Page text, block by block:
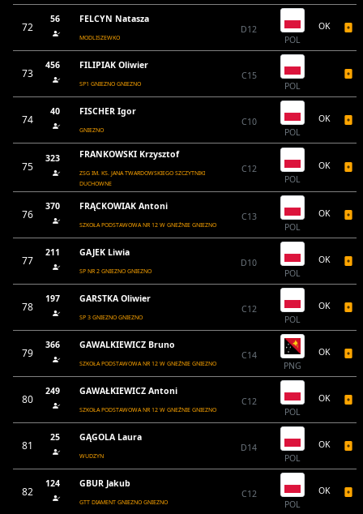
72
56 FELCYN Natasza
MODLISZEWKO
D12
POL
OK
73
456 FILIPIAK Oliwier
SP1 GNIEZNO GNIEZNO
C15
POL
74
40 FISCHER Igor
GNIEZNO
C10
POL
OK
75
323 FRANKOWSKI Krzysztof
ZSG IM. KS. JANA TWARDOWSKIEGO SZCZYTNIKI
DUCHOWNE
C12
POL
OK
76
370 FRĄCKOWIAK Antoni
SZKOŁA PODSTAWOWA NR 12 W GNEŹNIE GNIEZNO
C13
POL
OK
77
211 GAJEK Liwia
SP NR 2 GNIEZNO GNIEZNO
D10
POL
OK
78
197 GARSTKA Oliwier
SP 3 GNIEZNO GNIEZNO
C12
POL
OK
79
366 GAWALKIEWICZ Bruno
SZKOŁA PODSTAWOWA NR 12 W GNEŹNIE GNIEZNO
C14
PNG
OK
80
249 GAWAŁKIEWICZ Antoni
SZKOŁA PODSTAWOWA NR 12 W GNEŹNIE GNIEZNO
C12
POL
OK
81
25 GĄGOLA Laura
WUDZYN
D14
POL
OK
82
124 GBUR Jakub
GTT DIAMENT GNIEZNO GNIEZNO
C12
POL
OK